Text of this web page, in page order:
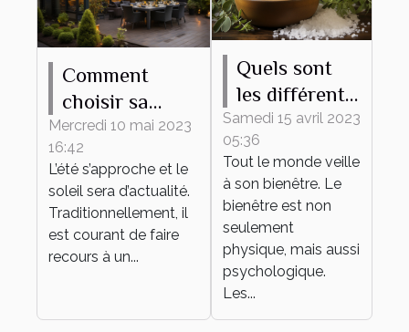
Comment
choisir sa
pergola
bioclimatique ?
Mercredi 10 mai 2023
16:42
L’été s’approche et le
soleil sera d’actualité.
Traditionnellement, il
est courant de faire
recours à un...
Quels sont
les différents
bienfaits des
sels de bain ?
Samedi 15 avril 2023
05:36
Tout le monde veille
à son bienêtre. Le
bienêtre est non
seulement
physique, mais aussi
psychologique.
Les...